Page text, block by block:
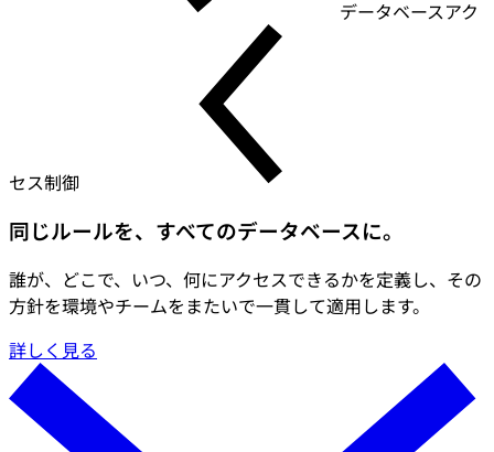
データベースアク
セス制御
同じルールを、すべてのデータベースに。
誰が、どこで、いつ、何にアクセスできるかを定義し、その
方針を環境やチームをまたいで一貫して適用します。
詳しく見る